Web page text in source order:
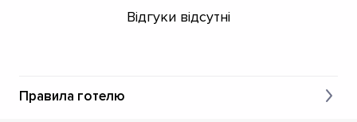
Відгуки відсутні
Правила готелю